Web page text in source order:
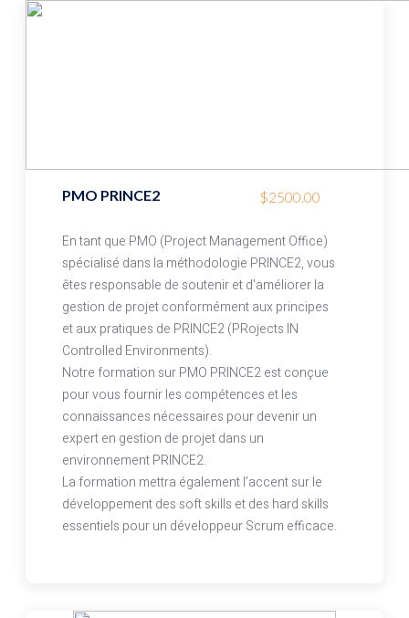
PMO PRINCE2 $2500.00
En tant que PMO (Project Management Office)
spécialisé dans la méthodologie PRINCE2, vous
êtes responsable de soutenir et d’améliorer la
gestion de projet conformément aux principes
et aux pratiques de PRINCE2 (PRojects IN
Controlled Environments).
Notre formation sur PMO PRINCE2 est conçue
pour vous fournir les compétences et les
connaissances nécessaires pour devenir un
expert en gestion de projet dans un
environnement PRINCE2.
La formation mettra également l’accent sur le
développement des soft skills et des hard skills
essentiels pour un développeur Scrum efficace.